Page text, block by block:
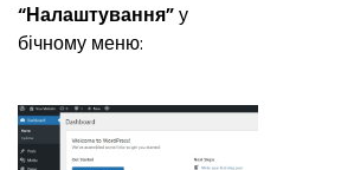
“Налаштування” у
бічному меню: